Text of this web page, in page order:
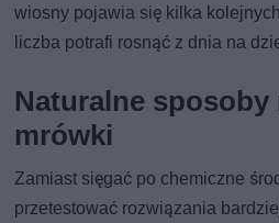
wiosny pojawia się kilka
liczba potrafi rosnąć z dnia na
Naturalne sposoby
mrówki
Zamiast sięgać po chemiczne
przetestować rozwiązania